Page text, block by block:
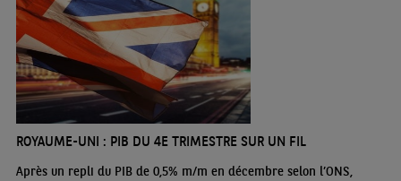
ROYAUME-UNI : PIB DU 4E TRIMESTRE SUR UN FIL
Après un repli du PIB de 0,5% m/m en décembre selon l’ONS,